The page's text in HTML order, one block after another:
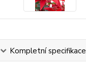
Kompletní specifikace